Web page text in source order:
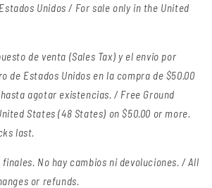
Unidos / For sale only in the United
de venta (Sales Tax) y el envio por
de Estados Unidos en la compra de $50.00
agotar existencias. / Free Ground
States (48 States) on $50.00 or more.
last.
finales. No hay cambios ni devoluciones. / All
or refunds.